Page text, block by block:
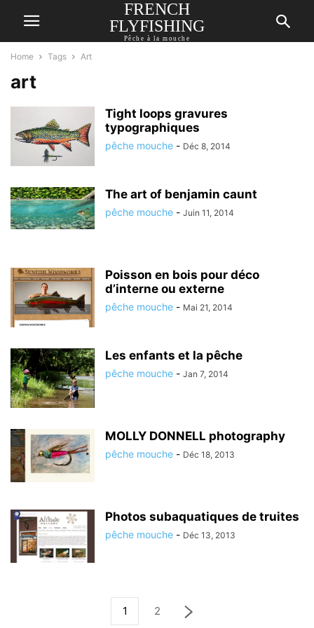
FRENCH
FLYFISHING
Pêche à la mouche
Home Tags Art
art
Tight loops gravures
typographiques
pêche mouche - Déc 8, 2014
The art of benjamin caunt
pêche mouche - Juin 11, 2014
Poisson en bois pour déco
d’interne ou externe
pêche mouche - Mai 21, 2014
Les enfants et la pêche
pêche mouche - Jan 7, 2014
MOLLY DONNELL photography
pêche mouche - Déc 18, 2013
Photos subaquatiques de truites
pêche mouche - Déc 13, 2013
1 2